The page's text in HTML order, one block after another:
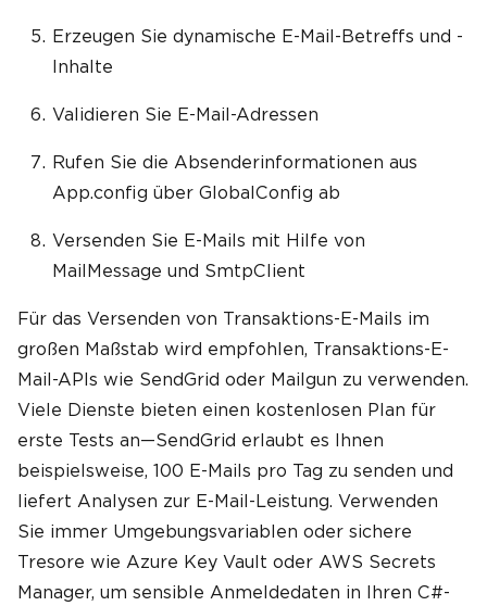
Erzeugen Sie dynamische E-Mail-Betreffs und -
Inhalte
Validieren Sie E-Mail-Adressen
Rufen Sie die Absenderinformationen aus
App.config über GlobalConfig ab
Versenden Sie E-Mails mit Hilfe von
MailMessage und SmtpClient
Für das Versenden von Transaktions-E-Mails im
großen Maßstab wird empfohlen, Transaktions-E-
Mail-APIs wie SendGrid oder Mailgun zu verwenden.
Viele Dienste bieten einen kostenlosen Plan für
erste Tests an—SendGrid erlaubt es Ihnen
beispielsweise, 100 E-Mails pro Tag zu senden und
liefert Analysen zur E-Mail-Leistung. Verwenden
Sie immer Umgebungsvariablen oder sichere
Tresore wie Azure Key Vault oder AWS Secrets
Manager, um sensible Anmeldedaten in Ihren C#-